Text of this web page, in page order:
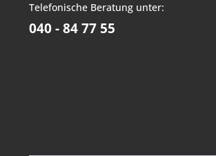
Telefonische Beratung unter:
040 - 84 77 55